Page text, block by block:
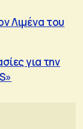
Λιμένα του
για την